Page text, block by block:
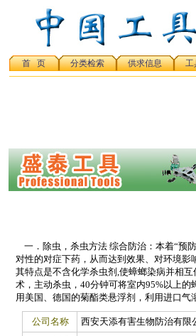
首 页 分类检索 供求信息 工
一．除虫，杀虫方法 综合防治：本着“预
对性的对症下药，从而达到效果、对环境
其特点是不含化学杀虫剂,使蟑螂染病并相
术，主动杀虫，40分钟可将室内95%以上
用美国、德国的菊酯类悬浮剂，利用进口
公司名称
西安天添有害生物防治有限